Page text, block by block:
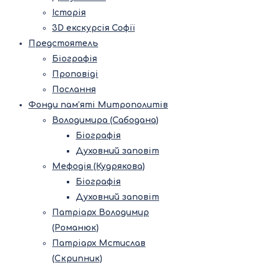
Історія
3D екскурсія Софії
Предстоятель
Біографія
Проповіді
Послання
Фонди пам’яті Митрополитів
Володимира (Сабодана)
Біографія
Духовний заповіт
Мефодія (Кудрякова)
Біографія
Духовний заповіт
Патріарх Володимир
(Романюк)
Патріарх Мстислав
(Скрипник)